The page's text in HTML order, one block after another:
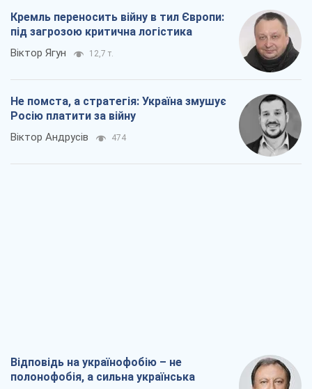
Кремль переносить війну в тил Європи:
під загрозою критична логістика
Віктор Ягун 12,7 т.
Не помста, а стратегія: Україна змушує
Росію платити за війну
Віктор Андрусів 474
Відповідь на українофобію – не
полонофобія, а сильна українська